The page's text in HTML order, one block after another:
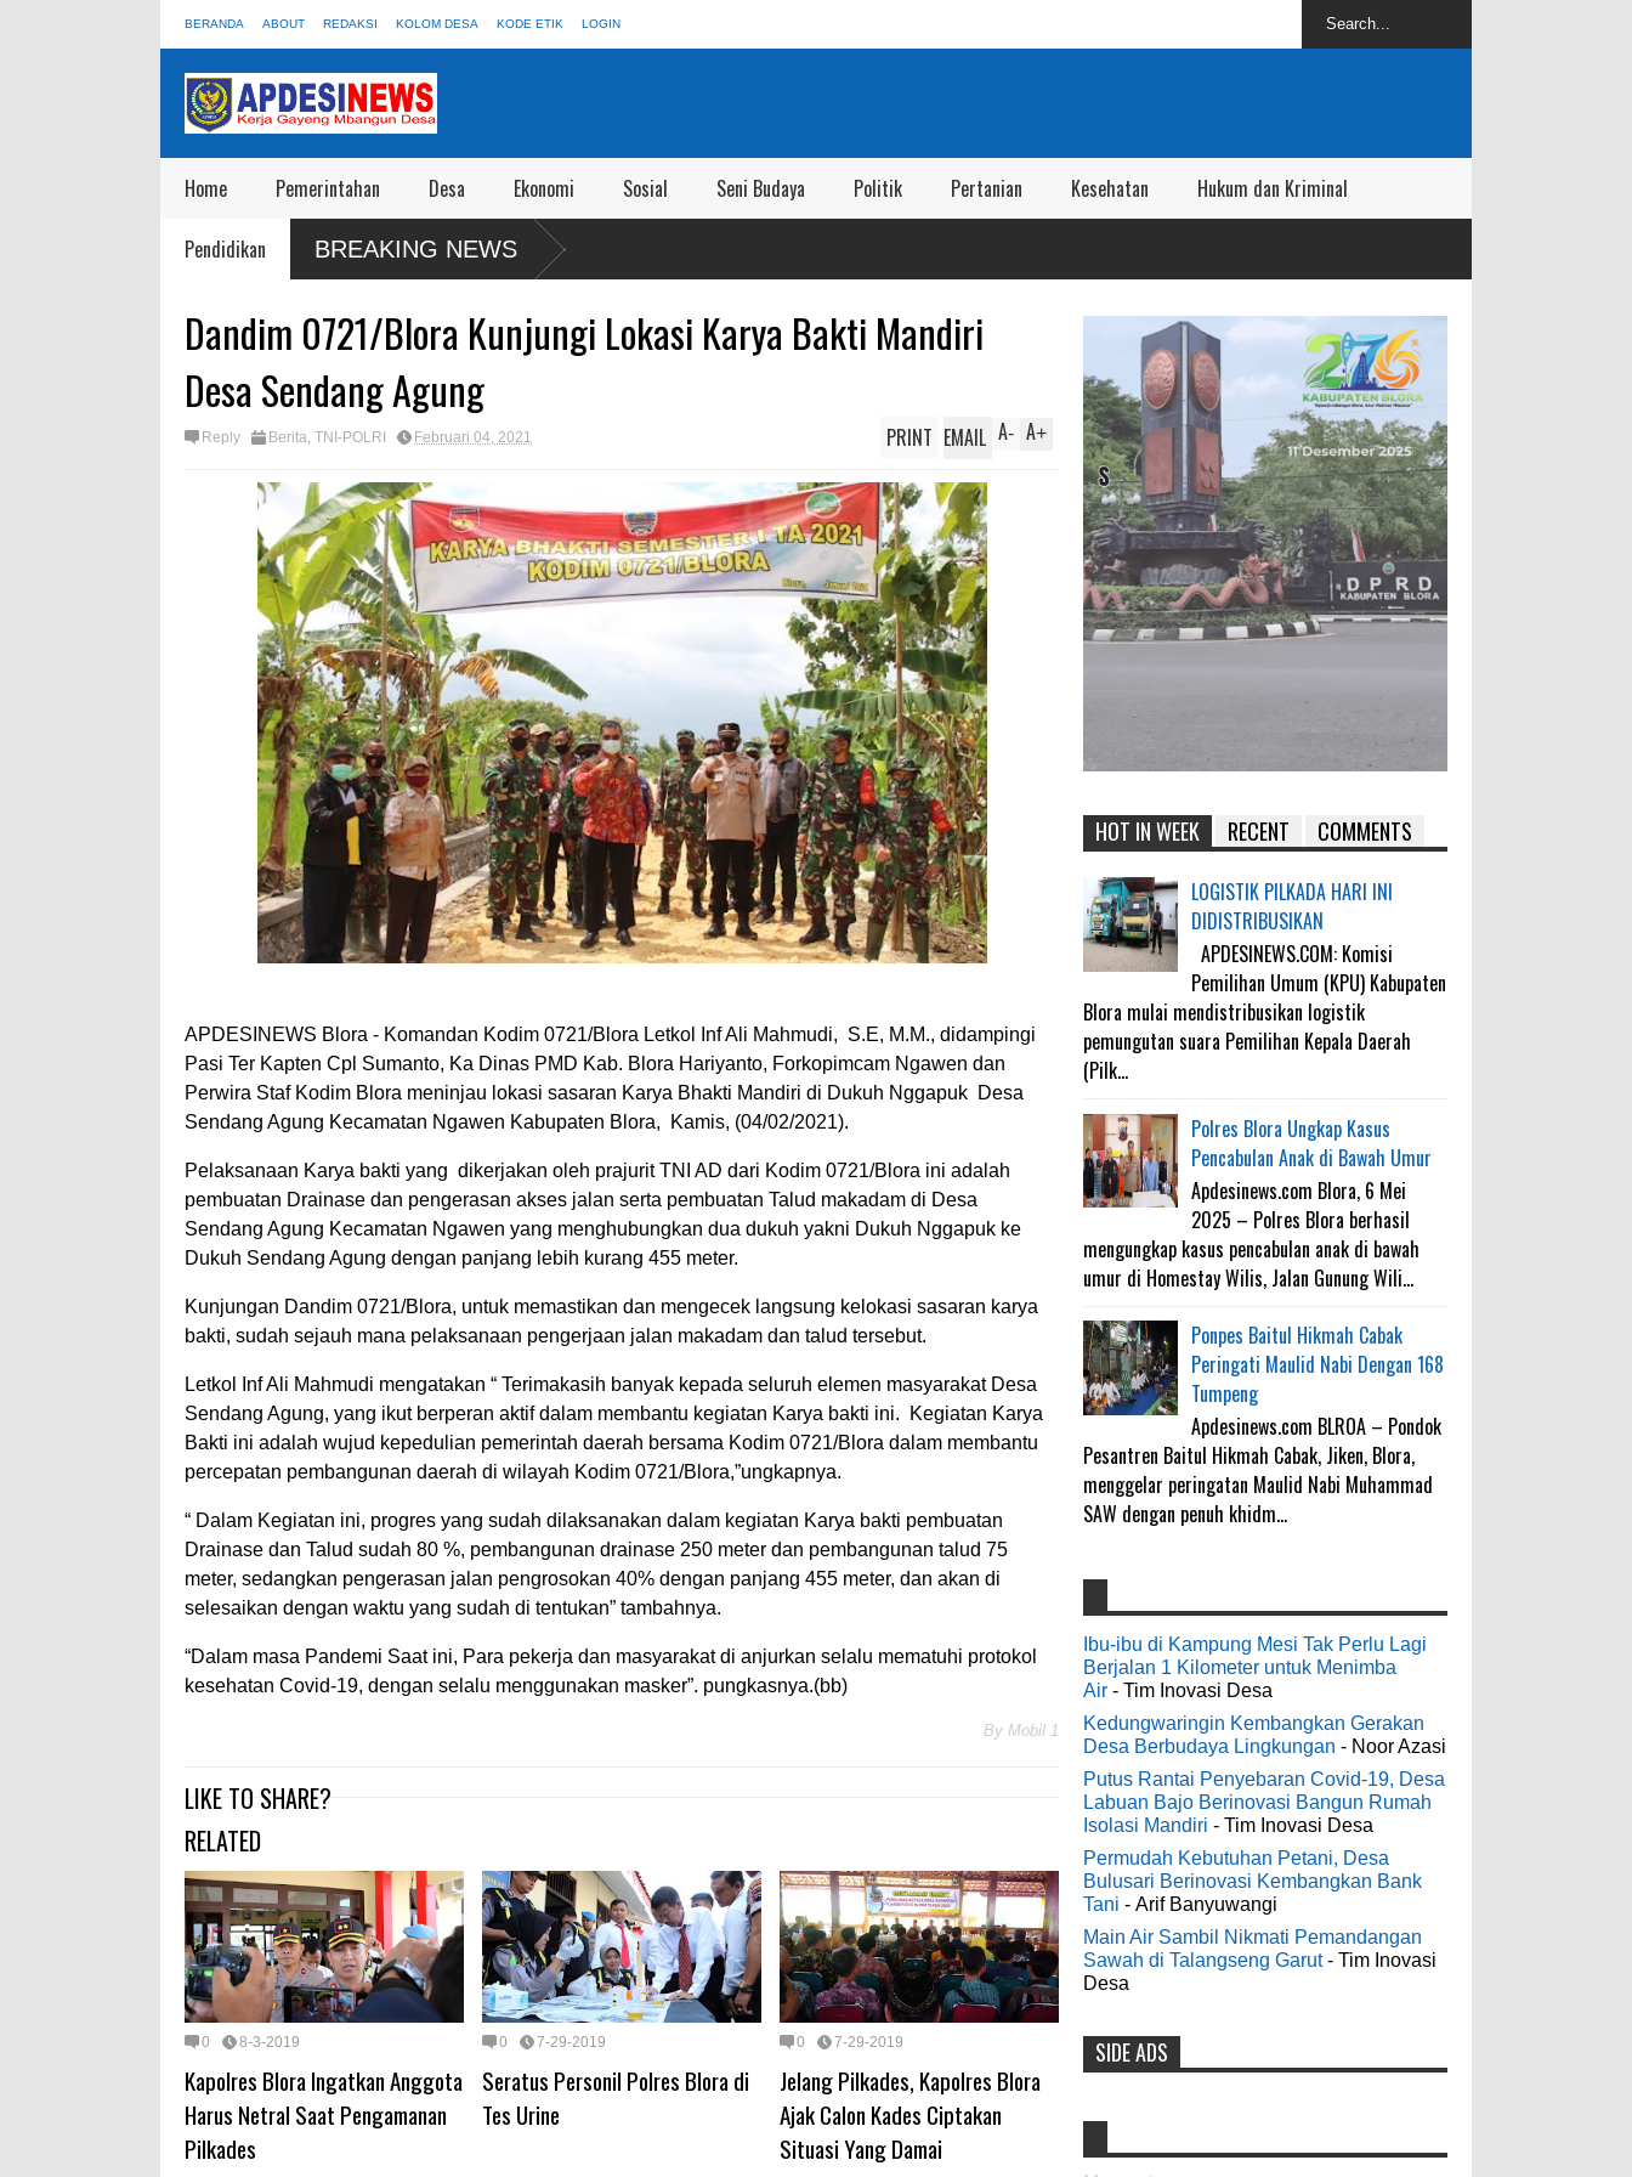
BERANDA ABOUT REDAKSI KOLOM DESA KODE ETIK LOGIN
Home Pemerintahan Desa Ekonomi Sosial Seni Budaya Politik Pertanian Kesehatan Hukum dan Kriminal
Pendidikan BREAKING NEWS
Gelar Lomba Individual Contest
Dandim 0721/Blora Kunjungi Lokasi Karya Bakti Mandiri
Desa Sendang Agung
Reply Berita, TNI-POLRI Februari 04, 2021 A+
A-
PRINT EMAIL
APDESINEWS Blora - Komandan Kodim 0721/Blora Letkol Inf Ali Mahmudi, S.E, M.M., didampingi
Pasi Ter Kapten Cpl Sumanto, Ka Dinas PMD Kab. Blora Hariyanto, Forkopimcam Ngawen dan
Perwira Staf Kodim Blora meninjau lokasi sasaran Karya Bhakti Mandiri di Dukuh Nggapuk Desa
Sendang Agung Kecamatan Ngawen Kabupaten Blora, Kamis, (04/02/2021).
Pelaksanaan Karya bakti yang dikerjakan oleh prajurit TNI AD dari Kodim 0721/Blora ini adalah
pembuatan Drainase dan pengerasan akses jalan serta pembuatan Talud makadam di Desa
Sendang Agung Kecamatan Ngawen yang menghubungkan dua dukuh yakni Dukuh Nggapuk ke
Dukuh Sendang Agung dengan panjang lebih kurang 455 meter.
Kunjungan Dandim 0721/Blora, untuk memastikan dan mengecek langsung kelokasi sasaran karya
bakti, sudah sejauh mana pelaksanaan pengerjaan jalan makadam dan talud tersebut.
Letkol Inf Ali Mahmudi mengatakan “ Terimakasih banyak kepada seluruh elemen masyarakat Desa
Sendang Agung, yang ikut berperan aktif dalam membantu kegiatan Karya bakti ini. Kegiatan Karya
Bakti ini adalah wujud kepedulian pemerintah daerah bersama Kodim 0721/Blora dalam membantu
percepatan pembangunan daerah di wilayah Kodim 0721/Blora,”ungkapnya.
“ Dalam Kegiatan ini, progres yang sudah dilaksanakan dalam kegiatan Karya bakti pembuatan
Drainase dan Talud sudah 80 %, pembangunan drainase 250 meter dan pembangunan talud 75
meter, sedangkan pengerasan jalan pengrosokan 40% dengan panjang 455 meter, dan akan di
selesaikan dengan waktu yang sudah di tentukan” tambahnya.
“Dalam masa Pandemi Saat ini, Para pekerja dan masyarakat di anjurkan selalu mematuhi protokol
kesehatan Covid-19, dengan selalu menggunakan masker”. pungkasnya.(bb)
By Mobil 1
LIKE TO SHARE?
RELATED
0 8-3-2019
Kapolres Blora Ingatkan Anggota
Harus Netral Saat Pengamanan
Pilkades
0 7-29-2019
Seratus Personil Polres Blora di
Tes Urine
0 7-29-2019
Jelang Pilkades, Kapolres Blora
Ajak Calon Kades Ciptakan
Situasi Yang Damai
HOT IN WEEK RECENT COMMENTS
LOGISTIK PILKADA HARI INI
DIDISTRIBUSIKAN
APDESINEWS.COM: Komisi
Pemilihan Umum (KPU) Kabupaten
Blora mulai mendistribusikan logistik
pemungutan suara Pemilihan Kepala Daerah
(Pilk...
Polres Blora Ungkap Kasus
Pencabulan Anak di Bawah Umur
Apdesinews.com Blora, 6 Mei
2025 – Polres Blora berhasil
mengungkap kasus pencabulan anak di bawah
umur di Homestay Wilis, Jalan Gunung Wili...
Ponpes Baitul Hikmah Cabak
Peringati Maulid Nabi Dengan 168
Tumpeng
Apdesinews.com BLROA – Pondok
Pesantren Baitul Hikmah Cabak, Jiken, Blora,
menggelar peringatan Maulid Nabi Muhammad
SAW dengan penuh khidm...
4000 Petani Hutan Blora Bakal
Digelontor Bantuan CSR Jumbo dan
Bibit Ternak Gratis
0 8-4-2026
Indonesia Ceria Run Diharapkan
Bawa Dampak Positif Bagi Olah
Raga dan Ekonomi Blora
Dari SILPA 90 Miliar Hingga
Masalah Air Bersih Bupati Blora
Beberkan Solusi di Paripurna DPRD
Diresmikan Serentak Oleh Presiden
galateapacino:
3-6-2022
Men's Black Titanium Wedding
Band - The Ottawa SenatorsThe Men's
Black titanium i phone case Titanium
Wedding Band is the world's first
dedicated wedding band how strong is
titanium for Wo...
odenjaea:
3-4-2022
Casino - DrmcdCasino is 부산
광역 출장안마 open and excited 고양 출장
샵 to welcome you back 의정부 출장샵 to
gaming! Experience our great mix of slots,
table games 제주 출장안마 and video
Anonymous:
Ibu-ibu di Kampung Mesi Tak Perlu Lagi
Berjalan 1 Kilometer untuk Menimba
Air - Tim Inovasi Desa
Kedungwaringin Kembangkan Gerakan
Desa Berbudaya Lingkungan - Noor Azasi
Putus Rantai Penyebaran Covid-19, Desa
Labuan Bajo Berinovasi Bangun Rumah
Isolasi Mandiri - Tim Inovasi Desa
Permudah Kebutuhan Petani, Desa
Bulusari Berinovasi Kembangkan Bank
Tani - Arif Banyuwangi
Main Air Sambil Nikmati Pemandangan
Sawah di Talangseng Garut- Tim Inovasi
Desa
SIDE ADS